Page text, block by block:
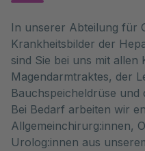
In unserer Abteilung für
Krankheitsbilder der
sind Sie bei uns mit allen
Magendarmtraktes, der
Bauchspeicheldrüse
Bei Bedarf arbeiten wir
Allgemeinchirurg:innen,
Urolog:innen aus